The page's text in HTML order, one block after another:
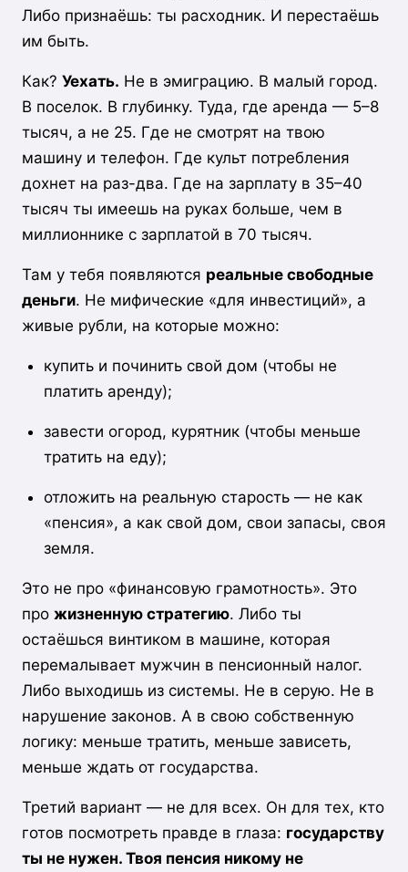
Либо признаёшь: ты расходник. И перестаёшь
им быть.
Как? Уехать. Не в эмиграцию. В малый город.
В поселок. В глубинку. Туда, где аренда — 5–8
тысяч, а не 25. Где не смотрят на твою
машину и телефон. Где культ потребления
дохнет на раз-два. Где на зарплату в 35–40
тысяч ты имеешь на руках больше, чем в
миллионнике с зарплатой в 70 тысяч.
Там у тебя появляются реальные свободные
деньги. Не мифические «для инвестиций», а
живые рубли, на которые можно:
купить и починить свой дом (чтобы не
платить аренду);
завести огород, курятник (чтобы меньше
тратить на еду);
отложить на реальную старость — не как
«пенсия», а как свой дом, свои запасы, своя
земля.
Это не про «финансовую грамотность». Это
про жизненную стратегию. Либо ты
остаёшься винтиком в машине, которая
перемалывает мужчин в пенсионный налог.
Либо выходишь из системы. Не в серую. Не в
нарушение законов. А в свою собственную
логику: меньше тратить, меньше зависеть,
меньше ждать от государства.
Третий вариант — не для всех. Он для тех, кто
готов посмотреть правде в глаза: государству
ты не нужен. Твоя пенсия никому не